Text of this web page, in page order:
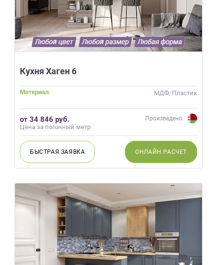
Кухня Хаген 6
Материал: МДФ, Пластик
от 34 846 руб.
Цена за погонный метр
Произведено:
БЫСТРАЯ ЗАЯВКА ОНЛАЙН РАСЧЕТ
условиях
Политики
обработки
персональных
данных.